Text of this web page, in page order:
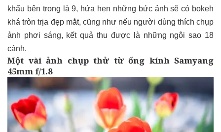
khẩu bên trong là 9, hứa hẹn những bức ảnh sẽ có bokeh
khá tròn trịa đẹp mắt, cũng như nếu người dùng thích chụp
ảnh phơi sáng, kết quả thu được là những ngôi sao 18
cánh.
Một vài ảnh chụp thử từ ống kính Samyang
45mm f/1.8